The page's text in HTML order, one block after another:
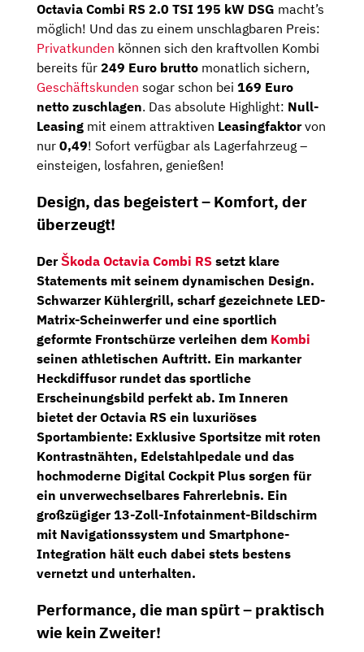
Octavia Combi RS 2.0 TSI 195 kW DSG macht’s
möglich! Und das zu einem unschlagbaren Preis:
Privatkunden können sich den kraftvollen Kombi
bereits für 249 Euro brutto monatlich sichern,
Geschäftskunden sogar schon bei 169 Euro
netto zuschlagen. Das absolute Highlight: Null-
Leasing mit einem attraktiven Leasingfaktorvon
nur 0,49! Sofort verfügbar als Lagerfahrzeug –
einsteigen, losfahren, genießen!
Design, das begeistert – Komfort, der
überzeugt!
DerŠkoda Octavia Combi RS setzt klare
Statements mit seinem dynamischen Design.
Schwarzer Kühlergrill, scharf gezeichnete LED-
Matrix-Scheinwerferund eine sportlich
geformte Frontschürze verleihen dem Kombi
seinen athletischen Auftritt. Ein markanter
Heckdiffusor rundet das sportliche
Erscheinungsbild perfekt ab. Im Inneren
bietet der Octavia RS ein luxuriöses
Sportambiente: Exklusive Sportsitze mit roten
Kontrastnähten, Edelstahlpedale und das
hochmoderne Digital Cockpit Plus sorgen für
ein unverwechselbares Fahrerlebnis. Ein
großzügiger13-Zoll-Infotainment-Bildschirm
mit Navigationssystem und Smartphone-
Integration hält euch dabei stets bestens
vernetzt und unterhalten.
Performance, die man spürt – praktisch
wie kein Zweiter!